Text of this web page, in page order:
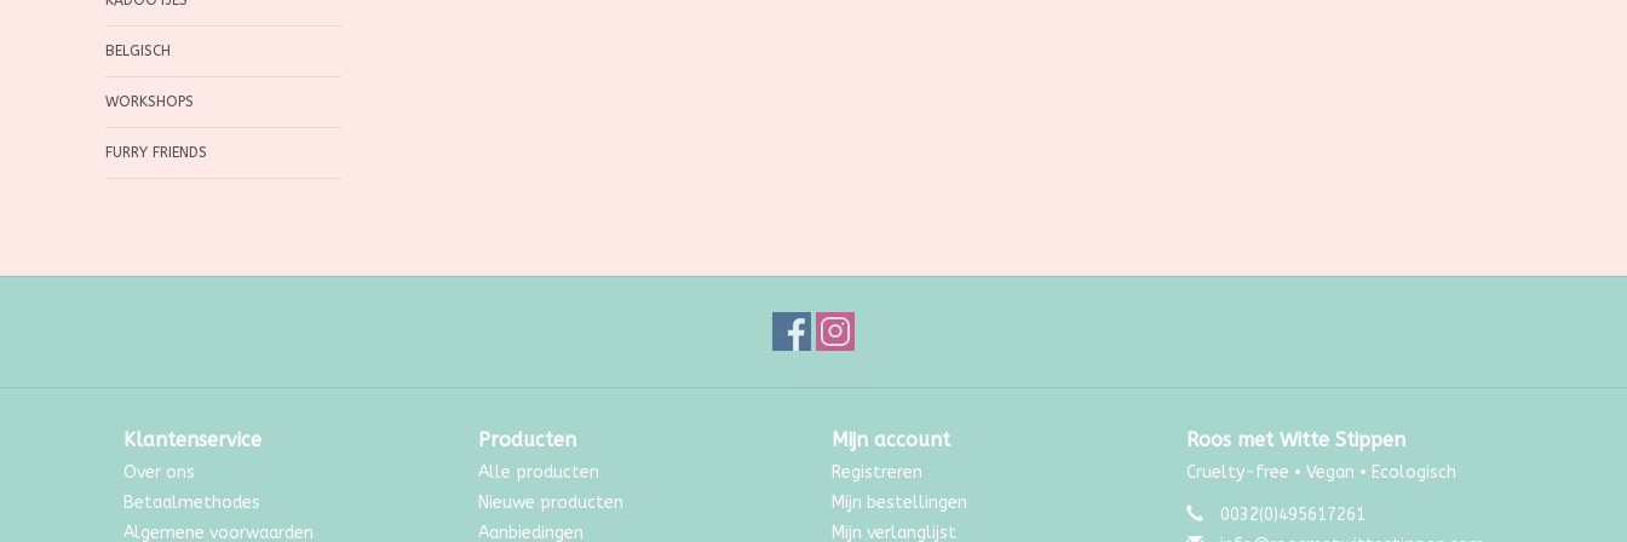
BELGISCH
WORKSHOPS
FURRY FRIENDS
Klantenservice
Over ons
Betaalmethodes
Algemene voorwaarden
Producten
Alle producten
Nieuwe producten
Aanbiedingen
Mijn account
Registreren
Mijn bestellingen
Mijn verlanglijst
Roos met Witte Stippen
Cruelty-free • Vegan • Ecologisch
0032(0)495617261